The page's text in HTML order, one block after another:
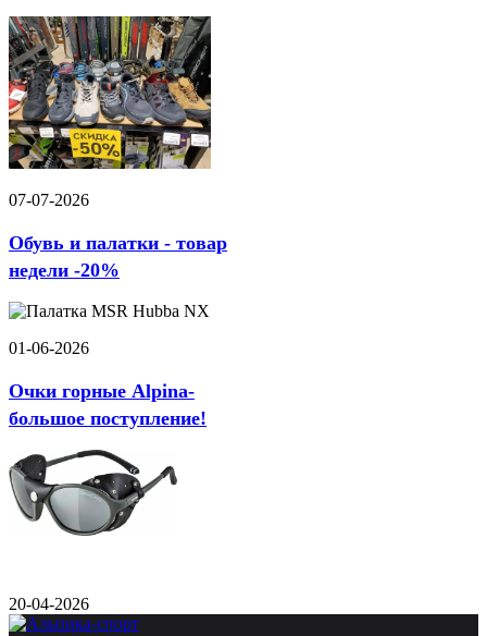
07-07-2026
Обувь и палатки - товар
недели -20%
01-06-2026
Очки горные Alpina-
большое поступление!
20-04-2026